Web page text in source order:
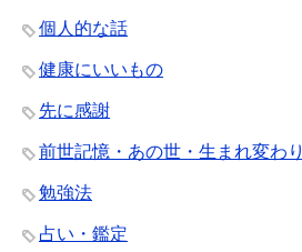
個人的な話
健康にいいもの
先に感謝
前世記憶・あの世・生まれ変わり
勉強法
占い・鑑定